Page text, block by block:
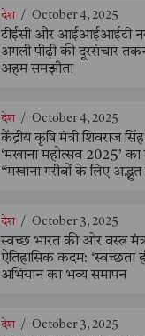
देश / October 4, 2025
टीईसी और आईआईआईटी
अगली पीढ़ी की दूरसंचार
अहम समझौता
देश / October 4, 2025
केंद्रीय कृषि मंत्री शिवराज
‘मखाना महोत्सव 2025’ का
“मखाना गरीबों के लिए अद्भुत
देश / October 3, 2025
स्वच्छ भारत की ओर वस्त्र
ऐतिहासिक कदम: ‘स्वच्छता
अभियान का भव्य समापन
देश / October 3, 2025